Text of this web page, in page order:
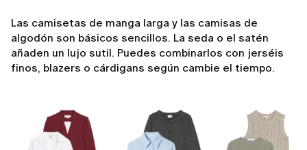
Las camisetas de manga larga y las camisas de
algodón son básicos sencillos. La seda o el satén
añaden un lujo sutil. Puedes combinarlos con jerséis
finos, blazers o cárdigans según cambie el tiempo.